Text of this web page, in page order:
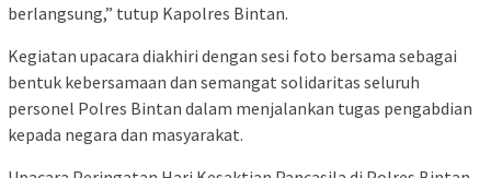
berlangsung,” tutup Kapolres Bintan.
Kegiatan upacara diakhiri dengan sesi foto bersama sebagai
bentuk kebersamaan dan semangat solidaritas seluruh
personel Polres Bintan dalam menjalankan tugas pengabdian
kepada negara dan masyarakat.